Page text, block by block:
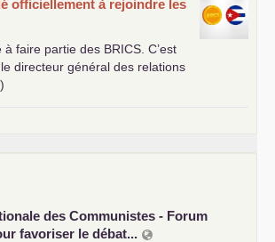
officiellement à rejoindre les
à faire partie des BRICS . C’est
directeur général des relations
des Communistes - Forum
favoriser le débat...